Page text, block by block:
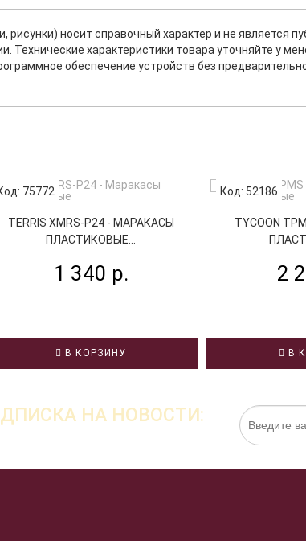
рисунки) носит справочный характер и не является
Технические характеристики товара уточняйте у
обеспечение устройств без
75772
TERRIS XMRS-P24 - МАРАКАСЫ
ПЛАСТИКОВЫЕ...
1 340 р.
В КОРЗИНУ
Код: 52186
TYCOON
2
В
НА НОВОСТИ: